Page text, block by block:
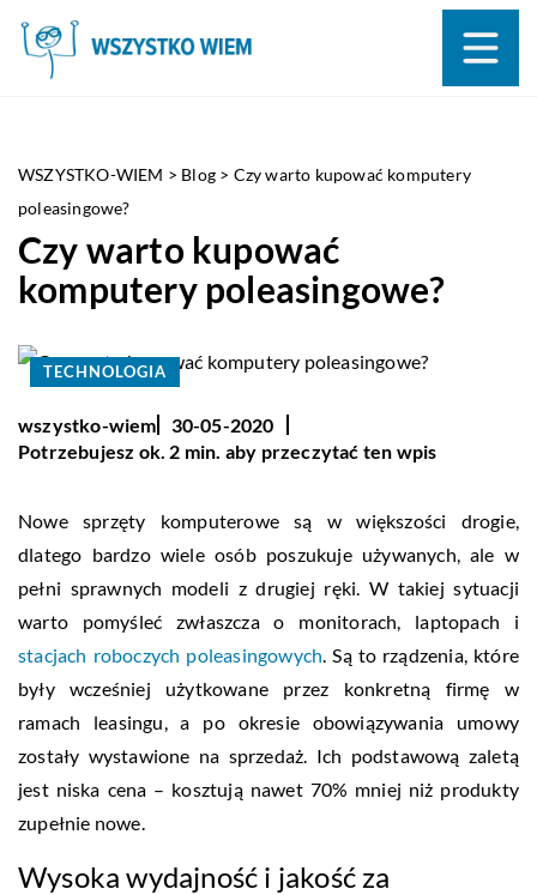
WSZYSTKO-WIEM > Blog > Czy warto kupować komputery
poleasingowe?
Czy warto kupować
komputery poleasingowe?
TECHNOLOGIA
wszystko-wiem
30-05-2020
Potrzebujesz ok. 2 min. aby przeczytać ten wpis
Nowe sprzęty komputerowe są w większości drogie,
dlatego bardzo wiele osób poszukuje używanych, ale w
pełni sprawnych modeli z drugiej ręki. W takiej sytuacji
warto pomyśleć zwłaszcza o monitorach, laptopach i
stacjach roboczych poleasingowych. Są to rządzenia, które
były wcześniej użytkowane przez konkretną firmę w
ramach leasingu, a po okresie obowiązywania umowy
zostały wystawione na sprzedaż. Ich podstawową zaletą
jest niska cena – kosztują nawet 70% mniej niż produkty
zupełnie nowe.
Wysoka wydajność i jakość za